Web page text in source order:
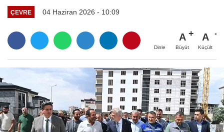
ÇEVRE 04 Haziran 2026 - 10:09
Dinle
A
Büyüt
A
Küçült